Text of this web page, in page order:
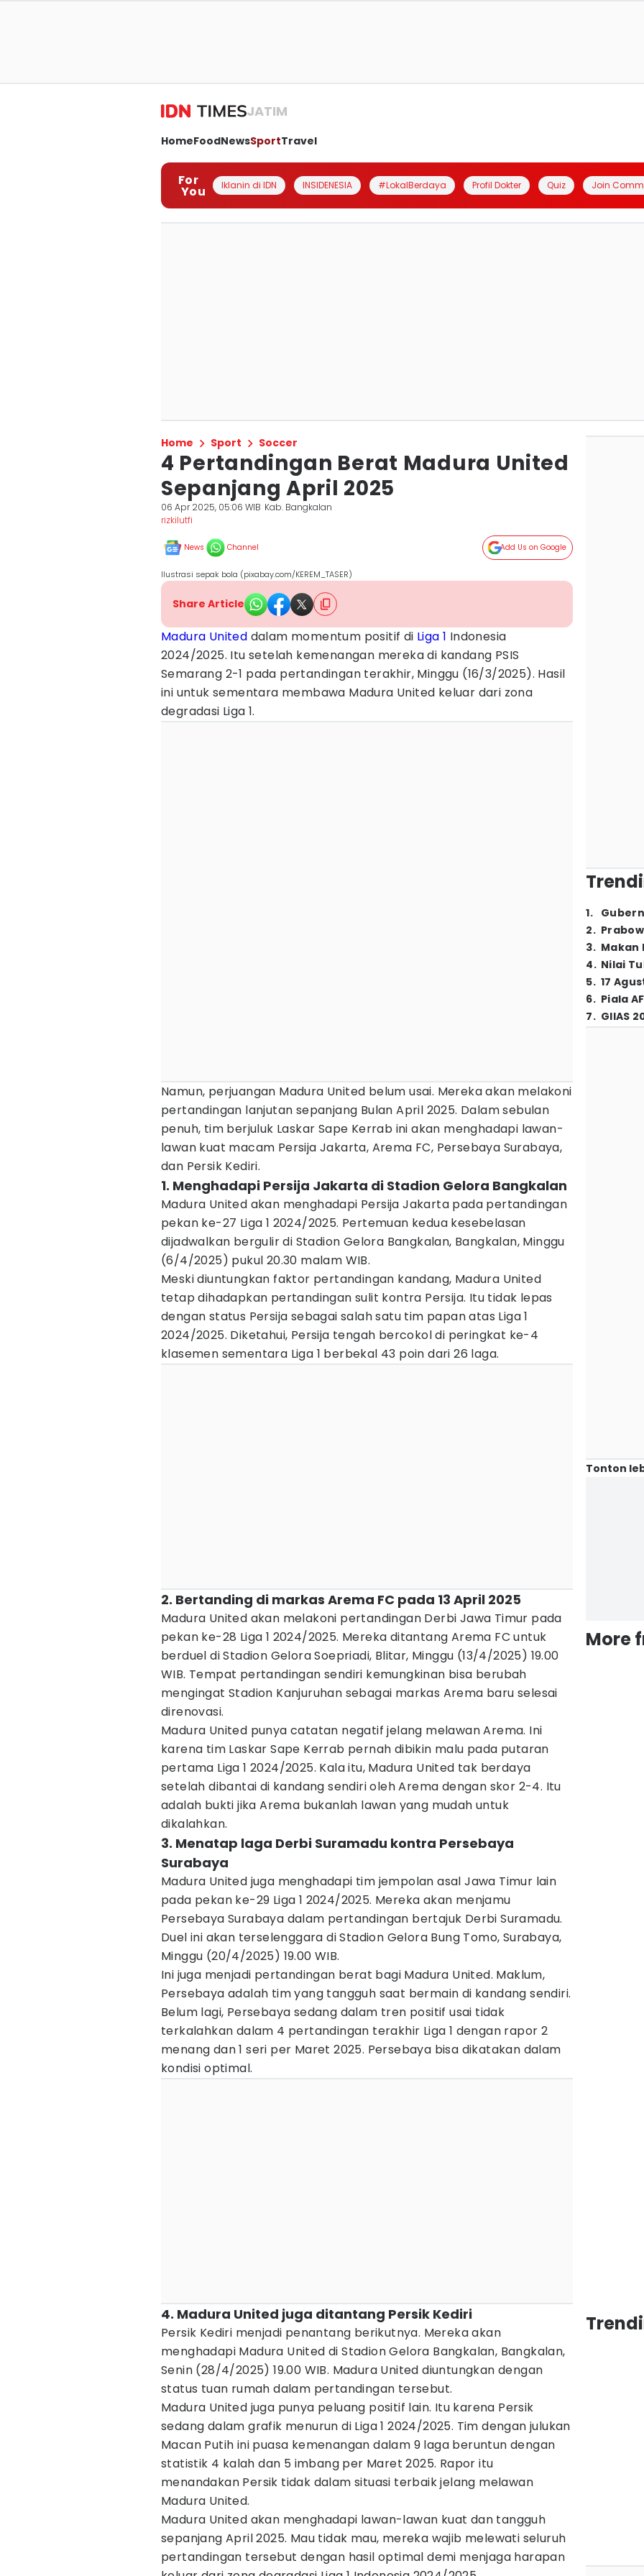
JATIM
HomeFoodNewsSportTravel
For
You Iklanin di IDN INSIDENESIA #LokalBerdaya Profil Dokter Quiz Join
Home Sport Soccer
4 Pertandingan Berat Madura United
Sepanjang April 2025
06 Apr 2025, 05:06 WIB Kab. Bangkalan
rizkilutfi
News Channel Add Us on Google
Ilustrasi sepak bola (pixabay.com/KEREM_TASER)
Share Article
Madura United dalam momentum positif di Liga 1 Indonesia
2024/2025. Itu setelah kemenangan mereka di kandang PSIS
Semarang 2-1 pada pertandingan terakhir, Minggu (16/3/2025). Hasil
ini untuk sementara membawa Madura United keluar dari zona
degradasi Liga 1.
Namun, perjuangan Madura United belum usai. Mereka akan melakoni
pertandingan lanjutan sepanjang Bulan April 2025. Dalam sebulan
penuh, tim berjuluk Laskar Sape Kerrab ini akan menghadapi lawan-
lawan kuat macam Persija Jakarta, Arema FC, Persebaya Surabaya,
dan Persik Kediri.
1. Menghadapi Persija Jakarta di Stadion Gelora Bangkalan
Madura United akan menghadapi Persija Jakarta pada pertandingan
pekan ke-27 Liga 1 2024/2025. Pertemuan kedua kesebelasan
dijadwalkan bergulir di Stadion Gelora Bangkalan, Bangkalan, Minggu
(6/4/2025) pukul 20.30 malam WIB.
Meski diuntungkan faktor pertandingan kandang, Madura United
tetap dihadapkan pertandingan sulit kontra Persija. Itu tidak lepas
dengan status Persija sebagai salah satu tim papan atas Liga 1
2024/2025. Diketahui, Persija tengah bercokol di peringkat ke-4
klasemen sementara Liga 1 berbekal 43 poin dari 26 laga.
2. Bertanding di markas Arema FC pada 13 April 2025
Madura United akan melakoni pertandingan Derbi Jawa Timur pada
pekan ke-28 Liga 1 2024/2025. Mereka ditantang Arema FC untuk
berduel di Stadion Gelora Soepriadi, Blitar, Minggu (13/4/2025) 19.00
WIB. Tempat pertandingan sendiri kemungkinan bisa berubah
mengingat Stadion Kanjuruhan sebagai markas Arema baru selesai
direnovasi.
Madura United punya catatan negatif jelang melawan Arema. Ini
karena tim Laskar Sape Kerrab pernah dibikin malu pada putaran
pertama Liga 1 2024/2025. Kala itu, Madura United tak berdaya
setelah dibantai di kandang sendiri oleh Arema dengan skor 2-4. Itu
adalah bukti jika Arema bukanlah lawan yang mudah untuk
dikalahkan.
3. Menatap laga Derbi Suramadu kontra Persebaya
Surabaya
Madura United juga menghadapi tim jempolan asal Jawa Timur lain
pada pekan ke-29 Liga 1 2024/2025. Mereka akan menjamu
Persebaya Surabaya dalam pertandingan bertajuk Derbi Suramadu.
Duel ini akan terselenggara di Stadion Gelora Bung Tomo, Surabaya,
Minggu (20/4/2025) 19.00 WIB.
Ini juga menjadi pertandingan berat bagi Madura United. Maklum,
Persebaya adalah tim yang tangguh saat bermain di kandang sendiri.
Belum lagi, Persebaya sedang dalam tren positif usai tidak
terkalahkan dalam 4 pertandingan terakhir Liga 1 dengan rapor 2
menang dan 1 seri per Maret 2025. Persebaya bisa dikatakan dalam
kondisi optimal.
4. Madura United juga ditantang Persik Kediri
Persik Kediri menjadi penantang berikutnya. Mereka akan
menghadapi Madura United di Stadion Gelora Bangkalan, Bangkalan,
Senin (28/4/2025) 19.00 WIB. Madura United diuntungkan dengan
status tuan rumah dalam pertandingan tersebut.
Madura United juga punya peluang positif lain. Itu karena Persik
sedang dalam grafik menurun di Liga 1 2024/2025. Tim dengan julukan
Macan Putih ini puasa kemenangan dalam 9 laga beruntun dengan
statistik 4 kalah dan 5 imbang per Maret 2025. Rapor itu
menandakan Persik tidak dalam situasi terbaik jelang melawan
Madura United.
Madura United akan menghadapi lawan-lawan kuat dan tangguh
sepanjang April 2025. Mau tidak mau, mereka wajib melewati seluruh
pertandingan tersebut dengan hasil optimal demi menjaga harapan
1.
2.
3. Makan
4. Nilai
5. 17
6. Piala
7. GIIAS
Tonton
More